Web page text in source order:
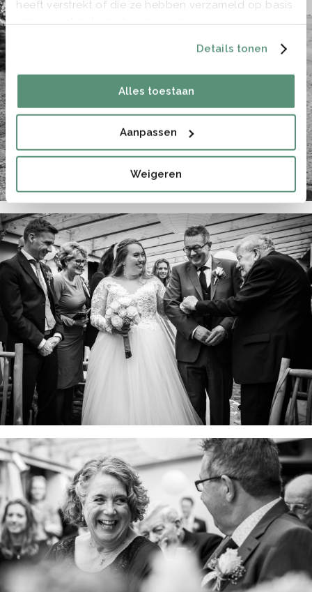
heeft verstrekt of die ze hebben verzameld op basis
van uw gebruik van hun services.
Details tonen
Alles toestaan
Aanpassen
Weigeren